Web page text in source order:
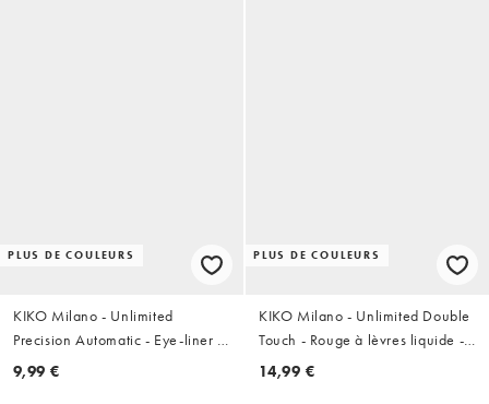
PLUS DE COULEURS
KIKO Milano - Unlimited
Precision Automatic - Eye-liner et
khôl - 13 Dark Chocolate
9,99 €
PLUS DE COULEURS
KIKO Milano - Unlimited Double
Touch - Rouge à lèvres liquide -
107 Cherry Red
14,99 €